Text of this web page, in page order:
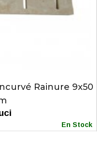
Rainure 9x50
En Stock